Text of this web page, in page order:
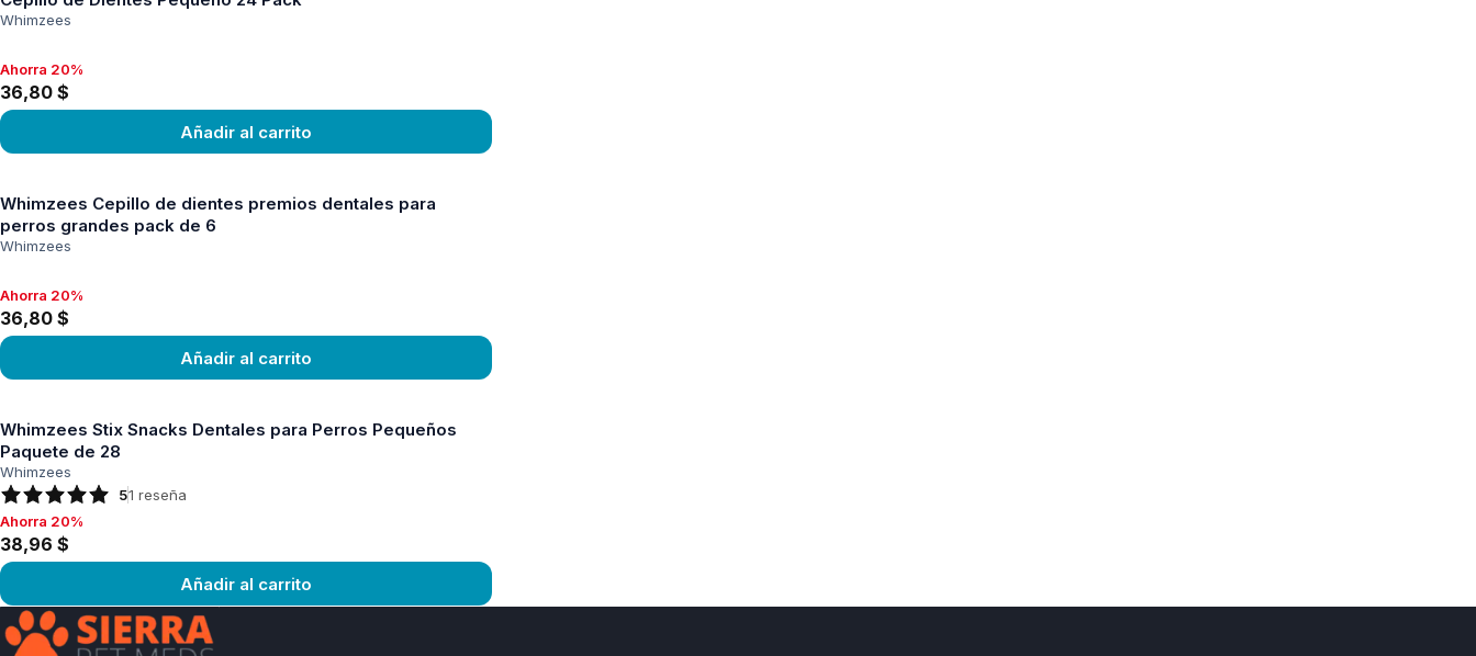
Whimzees
Ahorra 20%, 36,80 $
Ahorra 20%
36,80 $
Añadir al carrito
Whimzees Cepillo de dientes premios dentales para
perros grandes pack de 6
Whimzees
Ahorra 20%, 36,80 $
Ahorra 20%
36,80 $
Añadir al carrito
Whimzees Stix Snacks Dentales para Perros Pequeños
Paquete de 28
Whimzees
51 reseña
Ahorra 20%, 38,96 $
Ahorra 20%
38,96 $
Añadir al carrito
Ver producto